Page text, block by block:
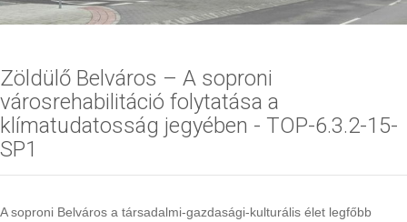
Zöldülő Belváros – A soproni
városrehabilitáció folytatása a
klímatudatosság jegyében - TOP-6.3.2-15-
SP1
A soproni Belváros a társadalmi-gazdasági-kulturális élet legfőbb